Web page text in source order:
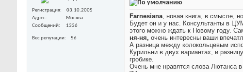
Регистрация
03.10.2005
Адрес
Москва
Сообщений
1336
Вес репутации 56
Farnesiana, новая книга, в смысле,
Будет он и у нас. Консультанты в
этого можно ждать к Новому году.
ня-ня, очень интересны ваши
А разница между колокольцевым
Курильни в двух вариантах, и
гробике.
Очень мне нравятся слова Лютанса